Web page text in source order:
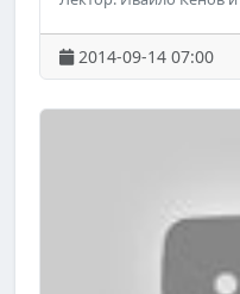
Телерик": http://
предстоящи безплатни
http://
2014-09-14 07:00